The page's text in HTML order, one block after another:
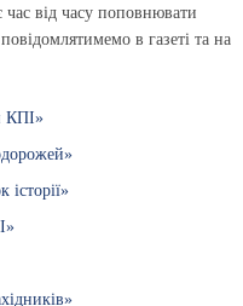
від часу поповнювати
в газеті та на
КПІ»
історії»